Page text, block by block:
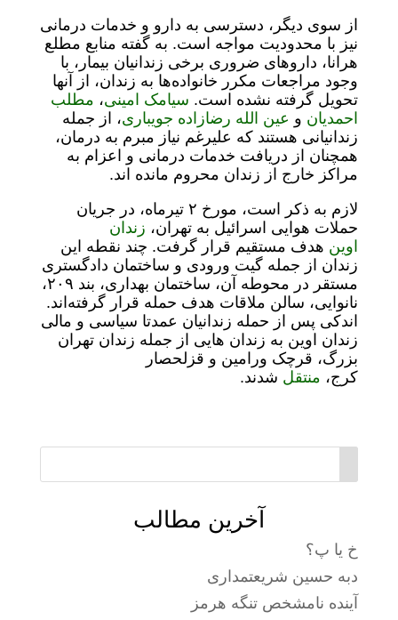
از سوی دیگر، دسترسی به دارو و خدمات درمانی
نیز با محدودیت مواجه است. به گفته منابع مطلع
هرانا، داروهای ضروری برخی زندانیان بیمار، با
وجود مراجعات مکرر خانواده‌ها به زندان، از آنها
تحویل گرفته نشده است. سیامک امینی، مطلب
احمدیان و عین الله رضازاده جویباری، از جمله
زندانیانی هستند که علیرغم نیاز مبرم به درمان،
همچنان از دریافت خدمات درمانی و اعزام به
مراکز خارج از زندان محروم مانده اند.
لازم به ذکر است، مورخ ۲ تیرماه، در جریان
حملات هوایی اسرائیل به تهران، زندان
اوین هدف مستقیم قرار گرفت. چند نقطه این
زندان از جمله گیت ورودی و ساختمان دادگستری
مستقر در محوطه آن، ساختمان بهداری، بند ۲۰۹،
نانوایی، سالن ملاقات هدف حمله قرار گرفته‌اند.
اندکی پس از حمله زندانیان عمدتا سیاسی و مالی
زندان اوین به زندان هایی از جمله زندان تهران
بزرگ، قرچک ورامین و قزلحصار
کرج، منتقل شدند.
آخرین مطالب
خ یا پ؟
دبه حسین شریعتمداری
آینده نامشخص تنگه هرمز